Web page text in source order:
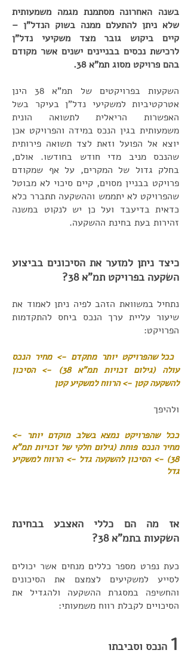
בשנה האחרונה מסתמנת מגמה משמעותית
שלא ניתן להתעלם ממנה בשוק הנדל"ן –
קיים ביקוש גובר מצד משקיעי נדל"ן
לרכישת נכסים בבניינים ישנים אשר מקודם
בהם פרויקט מסוג תמ"א 38.
השקעות בפרויקטים של תמ"א 38 הינן
אטרקטיביות למשקיעי נדל"ן בעיקר בשל
האפשרות הריאלית לתשואה הונית
משמעותית בגין הנכס במידה והפרויקט אכן
יוצא אל הפועל וזאת לצד תשואה פירותית
שהנכס מניב מדי חודש בחודשו. אולם,
בחלק גדול של המקרים, על אף שמקודם
פרויקט בבניין מסוים, קיים סיכוי לא מבוטל
שהפרויקט לא יתממש וההשקעה תתברר כלא
כדאית בדיעבד ועל כן יש לנקוט במשנה
זהירות בעת בחינת ההשקעה.
כיצד ניתן למזער את הסיכונים בביצוע
השקעה בפרויקט תמ"א 38?
נתחיל במשוואת הזהב לפיה ניתן לאמוד את
שיעור עליית ערך הנכס ביחס להתקדמות
הפרויקט:
ככל שהפרויקט יותר מתקדם -> מחיר הנכס
עולה (גילום זכויות תמ"א 38) -> הסיכון
להשקעה קטן -> הרווח למשקיע קטן
ולהיפך
ככל שהפרויקט נמצא בשלב מוקדם יותר ->
מחיר הנכס פוחת (גילום חלקי של זכויות תמ"א
38) -> הסיכון להשקעה גדל -> הרווח למשקיע
גדל
אז מה הם כללי האצבע בבחינת
השקעות בתמ"א 38?
כעת נפרט מספר כללים מנחים אשר יכולים
לסייע למשקיעים לצמצם את הסיכונים
והחשיפה במסגרת ההשקעה ולהגדיל את
הסיכויים לקבלת רווח משמעותי:
1 הנכס וסביבתו